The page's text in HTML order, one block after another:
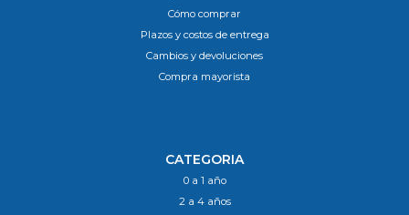
Cómo comprar
Plazos y costos de entrega
Cambios y devoluciones
Compra mayorista
CATEGORIA
0 a 1 año
2 a 4 años